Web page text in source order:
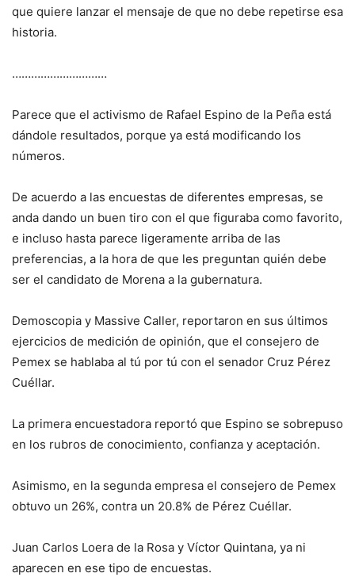
que quiere lanzar el mensaje de que no debe repetirse esa
historia.
…………………………
Parece que el activismo de Rafael Espino de la Peña está
dándole resultados, porque ya está modificando los
números.
De acuerdo a las encuestas de diferentes empresas, se
anda dando un buen tiro con el que figuraba como favorito,
e incluso hasta parece ligeramente arriba de las
preferencias, a la hora de que les preguntan quién debe
ser el candidato de Morena a la gubernatura.
Demoscopia y Massive Caller, reportaron en sus últimos
ejercicios de medición de opinión, que el consejero de
Pemex se hablaba al tú por tú con el senador Cruz Pérez
Cuéllar.
La primera encuestadora reportó que Espino se sobrepuso
en los rubros de conocimiento, confianza y aceptación.
Asimismo, en la segunda empresa el consejero de Pemex
obtuvo un 26%, contra un 20.8% de Pérez Cuéllar.
Juan Carlos Loera de la Rosa y Víctor Quintana, ya ni
aparecen en ese tipo de encuestas.